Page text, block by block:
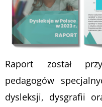
Raport został
pedagogów
dysleksji, dysgrafii